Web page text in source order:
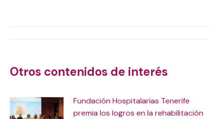
Otros contenidos de interés
Fundación Hospitalarias Tenerife
premia los logros en la rehabilitación